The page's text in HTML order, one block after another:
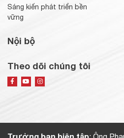
Sáng kiến phát triển bền
vững
Nội bộ
Theo dõi chúng tôi